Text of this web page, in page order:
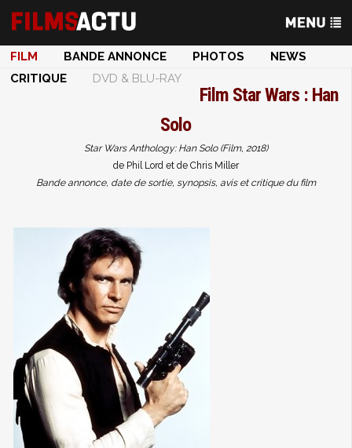
FILM BANDE ANNONCE PHOTOS
NEWS
CRITIQUE
DVD & BLU-RAY
Film Star Wars : Han
Solo
Star Wars Anthology: Han Solo (Film, 2018)
de Phil Lord et de Chris Miller
Bande annonce, date de sortie, synopsis, avis et critique du film